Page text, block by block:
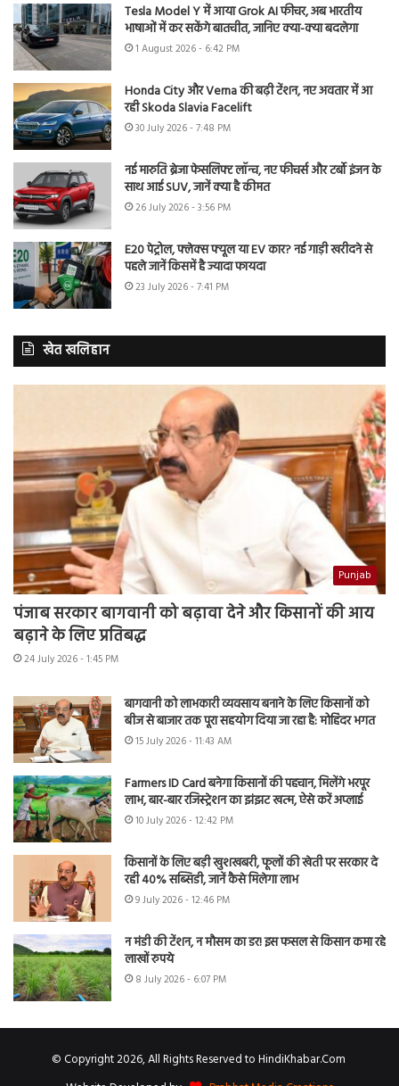
Tesla Model Y में आया Grok AI फीचर, अब भारतीय
भाषाओं में कर सकेंगे बातचीत, जानिए क्या-क्या बदलेगा
1 August 2026 - 6:42 PM
Honda City और Verna की बढ़ी टेंशन, नए अवतार में आ
रही Skoda Slavia Facelift
30 July 2026 - 7:48 PM
नई मारुति ब्रेजा फेसलिफ्ट लॉन्च, नए फीचर्स और टर्बो इंजन के
साथ आई SUV, जानें क्या है कीमत
26 July 2026 - 3:56 PM
E20 पेट्रोल, फ्लेक्स फ्यूल या EV कार? नई गाड़ी खरीदने से
पहले जानें किसमें है ज्यादा फायदा
23 July 2026 - 7:41 PM
खेत खलिहान
Punjab
पंजाब सरकार बागवानी को बढ़ावा देने और किसानों की आय
बढ़ाने के लिए प्रतिबद्ध
24 July 2026 - 1:45 PM
बागवानी को लाभकारी व्यवसाय बनाने के लिए किसानों को
बीज से बाजार तक पूरा सहयोग दिया जा रहा है: मोहिंदर भगत
15 July 2026 - 11:43 AM
Farmers ID Card बनेगा किसानों की पहचान, मिलेंगे भरपूर
लाभ, बार-बार रजिस्ट्रेशन का झंझट खत्म, ऐसे करें अप्लाई
10 July 2026 - 12:42 PM
किसानों के लिए बड़ी खुशखबरी, फूलों की खेती पर सरकार दे
रही 40% सब्सिडी, जानें कैसे मिलेगा लाभ
9 July 2026 - 12:46 PM
न मंडी की टेंशन, न मौसम का डर! इस फसल से किसान कमा रहे
लाखों रुपये
8 July 2026 - 6:07 PM
© Copyright 2026, All Rights Reserved to HindiKhabar.Com